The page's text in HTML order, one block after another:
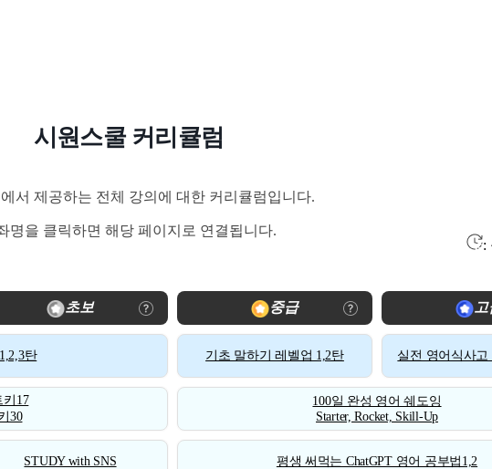
시원스쿨 커리큘럼
서 제공하는 전체 강의에 대한 커리큘럼입니다.
명을 클릭하면 해당 페이지로 연결됩니다.
:
초보 중급 고
탄 기초 말하기 레벨업 1,2탄 실전 영어식사고
키17
30
100일 완성 영어 쉐도잉
Starter, Rocket, Skill-Up
STUDY with SNS 평생 써먹는 ChatGPT 영어 공부법1,2